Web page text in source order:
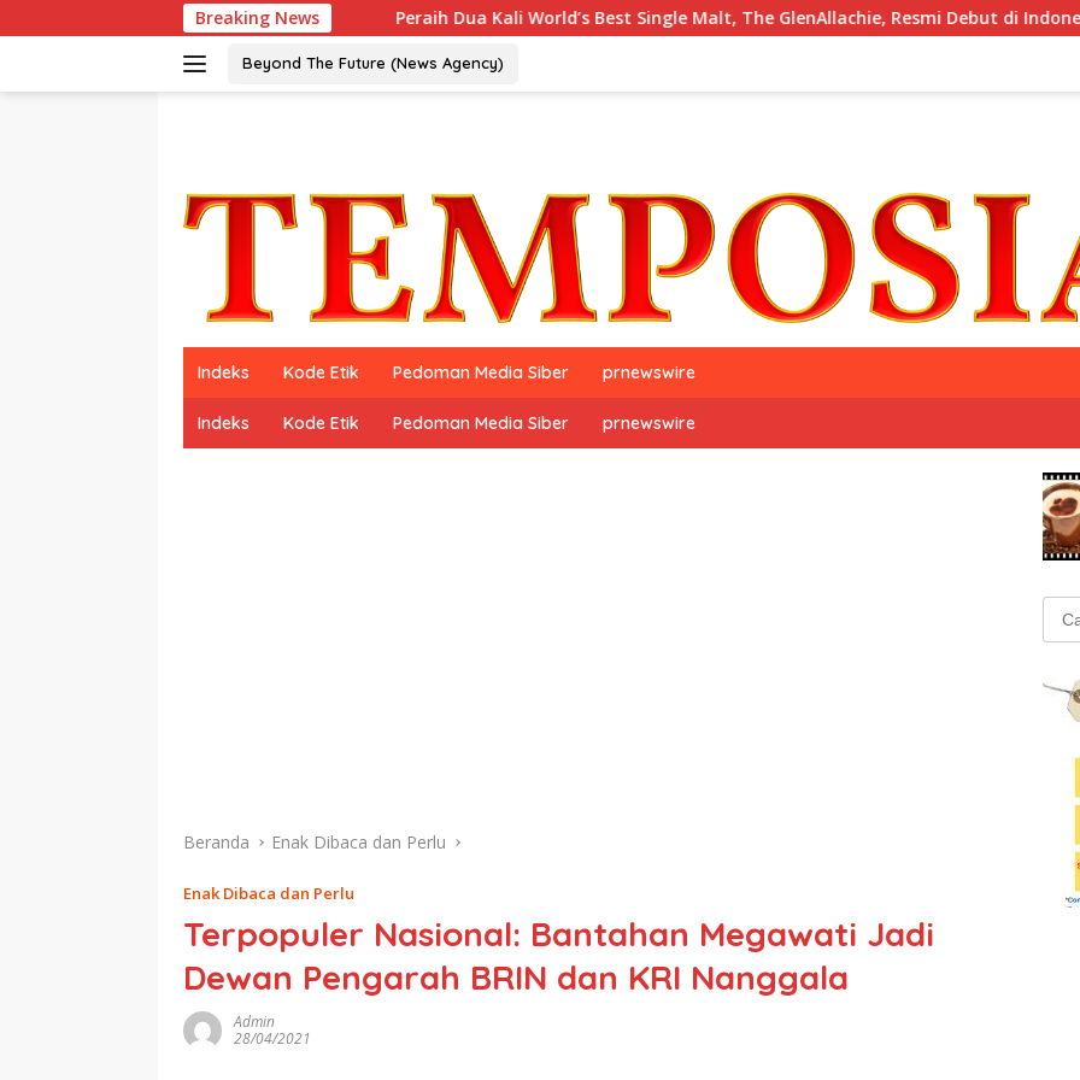
ke
Breaking NewsPeraih Dua Kali World’s Best Single Malt, The GlenAllachie, Resmi Debut di Indonesia
Beyond The Future (News Agency)
Indeks Kode Etik Pedoman Media Siber prnewswire
Indeks Kode Etik Pedoman Media Siber prnewswire
Beranda Enak Dibaca dan Perlu
Enak Dibaca dan Perlu
Terpopuler Nasional: Bantahan Megawati Jadi
Dewan Pengarah BRIN dan KRI Nanggala
Admin
28/04/2021